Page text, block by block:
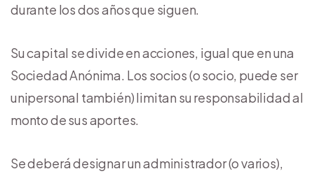
durante los dos años que siguen.
Su capital se divide en acciones, igual que en una
Sociedad Anónima. Los socios (o socio, puede ser
unipersonal también) limitan su responsabilidad al
monto de sus aportes.
Se deberá designar un administrador (o varios),